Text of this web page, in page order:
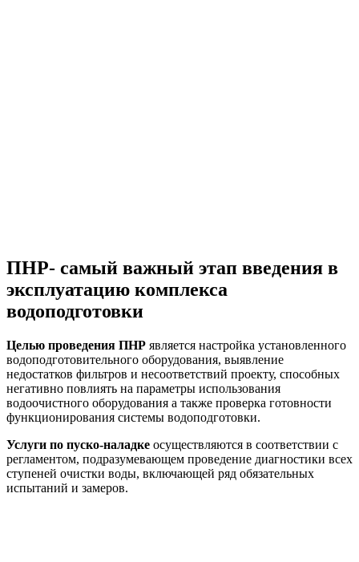
ПНР- самый важный этап введения в
эксплуатацию комплекса
водоподготовки
Целью проведения ПНР является настройка установленного
водоподготовительного оборудования, выявление
недостатков фильтров и несоответствий проекту, способных
негативно повлиять на параметры использования
водоочистного оборудования а также проверка готовности
функционирования системы водоподготовки.
Услуги по пуско-наладке осуществляются в соответствии с
регламентом, подразумевающем проведение диагностики всех
ступеней очистки воды, включающей ряд обязательных
испытаний и замеров.